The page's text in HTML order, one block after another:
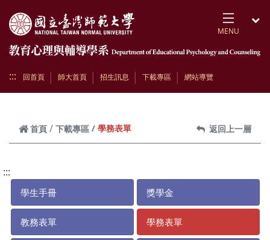
MENU
::: 回首頁 師大首頁 招生訊息 下載專區 網站導覽
首頁 下載專區 學務表單 返回上一層
:::
學生手冊 獎學金
教務表單 學務表單